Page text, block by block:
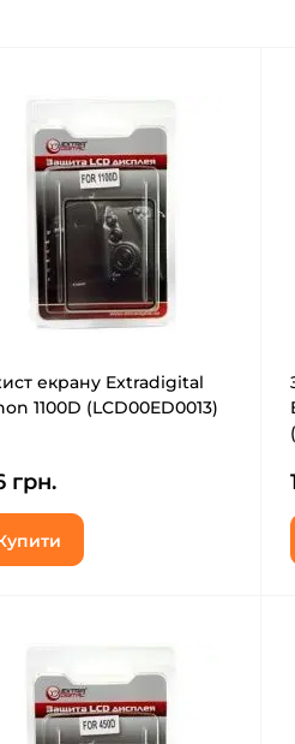
екрану Extradigital
1100D (LCD00ED0013)
грн.